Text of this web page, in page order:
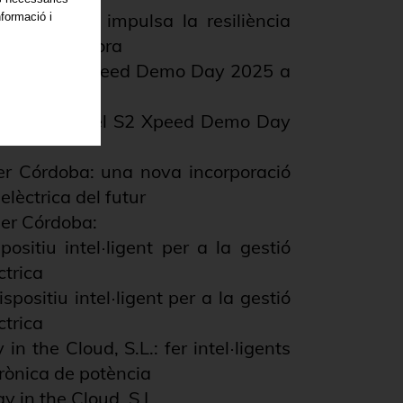
the Cloud impulsa la resiliència
innovadora
al S2 Xpeed Demo Day 2025 a
Cloud en el S2 Xpeed Demo Day
Córdoba: una nova incorporació
del futur
Córdoba:
intel·ligent per a la gestió
intel·ligent per a la gestió
in the Cloud, S.L.: fer intel·ligents
de potència
in the Cloud, S.L.
i